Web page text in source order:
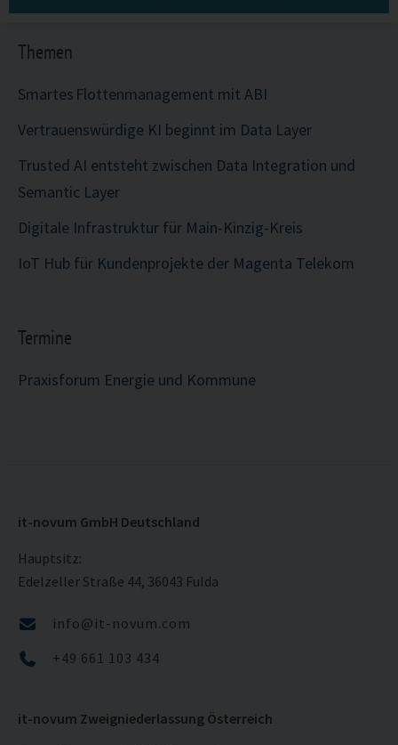
Themen
Smartes Flottenmanagement mit ABI
Vertrauenswürdige KI beginnt im Data Layer
Trusted AI entsteht zwischen Data Integration und
Semantic Layer
Digitale Infrastruktur für Main-Kinzig-Kreis
IoT Hub für Kundenprojekte der Magenta Telekom
Termine
Praxisforum Energie und Kommune
it-novum GmbH Deutschland
Hauptsitz:
Edelzeller Straße 44, 36043 Fulda
info@it-novum.com
+49 661 103 434
it-novum Zweigniederlassung Österreich